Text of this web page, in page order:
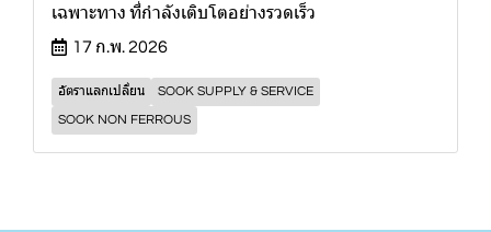
เฉพาะทาง ที่กำลังเติบโตอย่างรวดเร็ว
17 ก.พ. 2026
อัตราแลกเปลี่ยน
SOOK SUPPLY & SERVICE
SOOK NON FERROUS